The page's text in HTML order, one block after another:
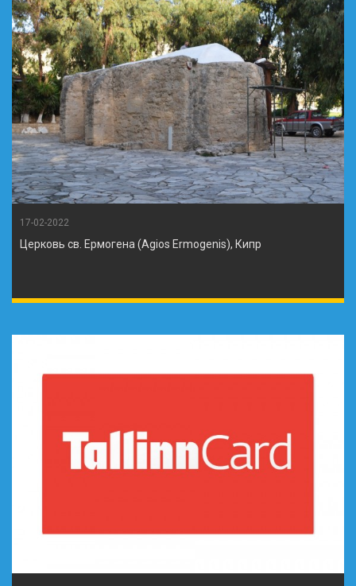
17-02-2022
Церковь св. Ермогена (Agios Ermogenis), Кипр